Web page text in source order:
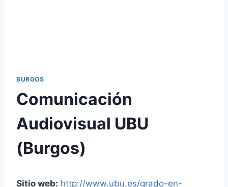
BURGOS
Comunicación
Audiovisual UBU
(Burgos)
Sitio web: http://www.ubu.es/grado-en-